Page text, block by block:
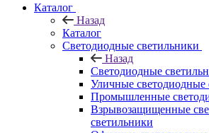
Каталог
Назад
Каталог
Светодиодные светильники
Назад
Светодиодные
Уличные светодиодные
Промышленные
Взрывозащищенные
светильники